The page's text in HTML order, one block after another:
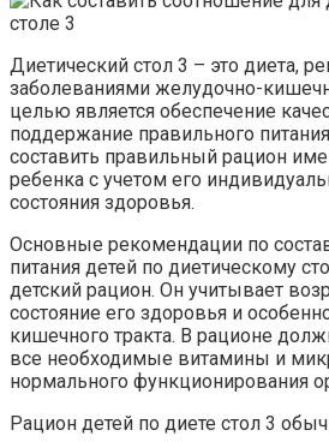
Диетический стол 3 – это диета,
заболеваниями желудочно-
целью является обеспечение
поддержание правильного
составить правильный рацион
ребенка с учетом его
состояния здоровья.
Основные рекомендации по
питания детей по диетическому
детский рацион. Он учитывает
состояние его здоровья и
кишечного тракта. В рационе
все необходимые витамины и
нормального функционирования
Рацион детей по диете стол 3